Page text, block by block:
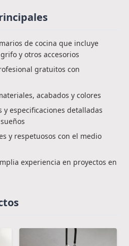
de cocina que incluye
y otros accesorios
gratuitos con
acabados y colores
y especificaciones detalladas
y respetuosos con el medio
experiencia en proyectos en